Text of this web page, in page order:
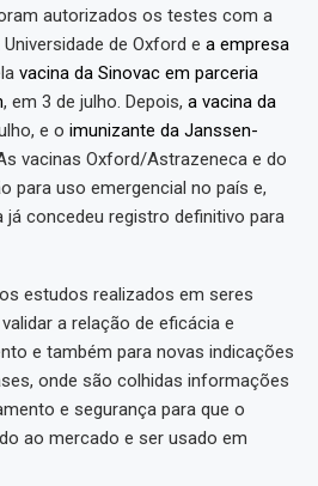
autorizados os testes com a
de Oxford e a empresa
vacina da Sinovac em parceria
, em 3 de julho. Depois, a vacina da
e o imunizante da Janssen-
vacinas Oxford/Astrazeneca e do
para uso emergencial no país e,
já concedeu registro definitivo para
estudos realizados em seres
a relação de eficácia e
e também para novas indicações
onde são colhidas informações
e segurança para que o
ao mercado e ser usado em